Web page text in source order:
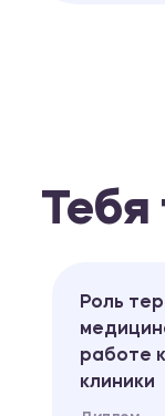
Тебя
Роль
работе
клиники